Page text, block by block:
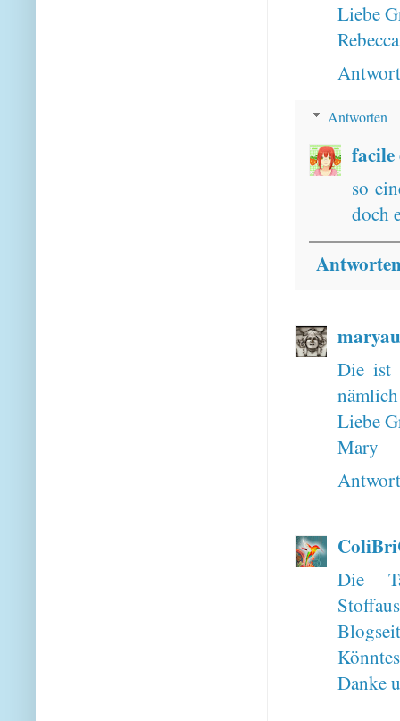
Liebe
Rebecca
Antworten
facile
so
doch
Die ist
Liebe
Mary
Die
Danke